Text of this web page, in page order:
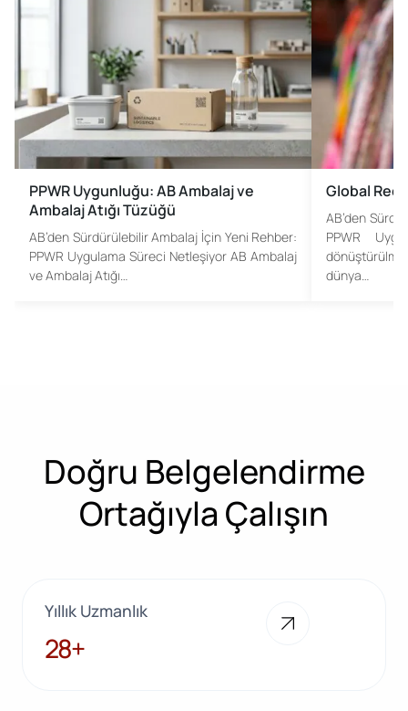
PPWR Uygunluğu: AB Ambalaj ve
Ambalaj Atığı Tüzüğü
AB’den Sürdürülebilir Ambalaj İçin Yeni Rehber:
PPWR Uygulama Süreci Netleşiyor AB Ambalaj
ve Ambalaj Atığı…
Global
AB’den
PPWR
dünya…
Doğru Belgelendirme
Ortağıyla Çalışın
Yıllık Uzmanlık
28+
28+